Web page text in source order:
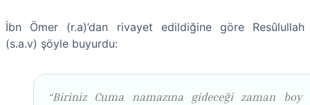
İbn Ömer (r.a)’dan rivayet edildiğine göre Resûlullah
(s.a.v) şöyle buyurdu:
“Biriniz Cuma namazına gideceği zaman boy